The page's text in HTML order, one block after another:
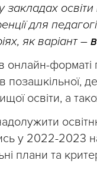
у закладах
для
як варіант –
онлайн-
позашкільної,
освіти, а
у 2022-2023
плани та